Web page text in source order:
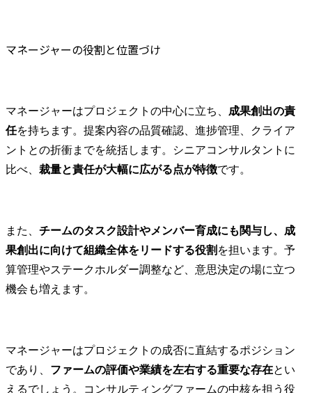
「Up or Out」の文化と評価のシビアさ
コンサルのマネージャーになるためのキャリアパス
マネージャーには何年目になれる？
現役コンサルタントが昇格するために必要なこと
ファーム内での昇進
他のコンサルティングファームへの転職
事業会社（経営企画・事業責任者など）
スタートアップ・ベンチャー
コンサルのマネージャークラスへの転職を成功させるには
コンサルのマネージャー職で「使えない」と思われないための注意点
マネージャーの役割と位置づけ
マネージャーはプロジェクトの中心に立ち、 成果創出の責
任を持ちます。提案内容の品質確認、進捗管理、クライア
ントとの折衝までを統括します。シニアコンサルタントに
比べ、 裁量と責任が大幅に広がる点が特徴です。
また、 チームのタスク設計やメンバー育成にも関与し、成
果創出に向けて組織全体をリードする役割 を担います。予
算管理やステークホルダー調整など、意思決定の場に立つ
機会も増えます。
マネージャーはプロジェクトの成否に直結するポジション
であり、 ファームの評価や業績を左右する重要な存在とい
えるでしょう。コンサルティングファームの中核を担う役